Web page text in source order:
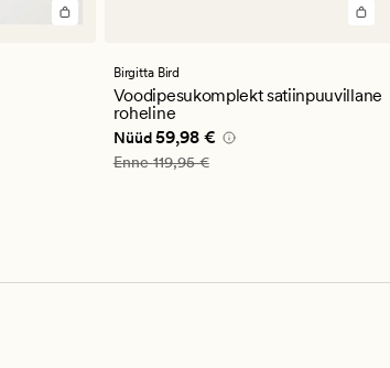
Birgitta Bird
Voodipesukomplekt satiinpuuvillane
roheline
Nåværende pris_ee
Nüüd 59,98 €
Vanlig pris_ee
Enne119,95 €